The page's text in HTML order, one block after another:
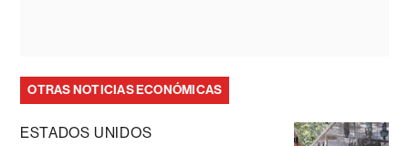
OTRAS NOTICIAS ECONÓMICAS
ESTADOS UNIDOS